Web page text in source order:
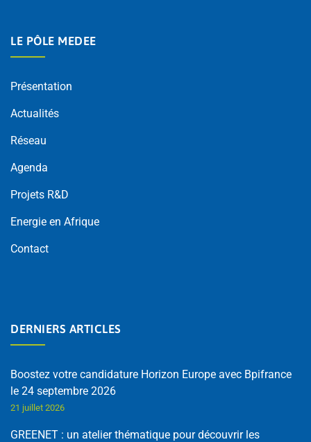
LE PÔLE MEDEE
Présentation
Actualités
Réseau
Agenda
Projets R&D
Energie en Afrique
Contact
DERNIERS ARTICLES
Boostez votre candidature Horizon Europe avec Bpifrance
le 24 septembre 2026
21 juillet 2026
GREENET : un atelier thématique pour découvrir les